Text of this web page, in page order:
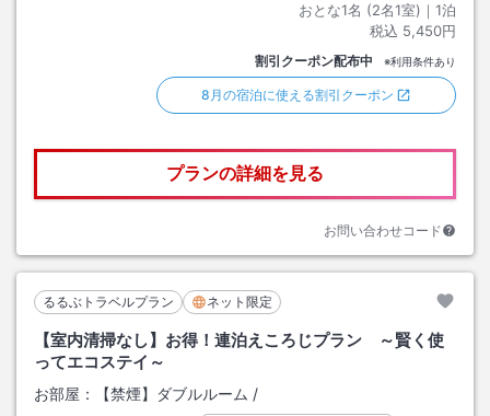
おとな1名 (2名1室)｜ 1泊
税込 5,450円
割引クーポン配布中 ※利用条件あり
8月の宿泊に使える割引クーポン
プランの詳細を見る
お問い合わせコード
るるぶトラベルプラン ネット限定
【室内清掃なし】お得！連泊えころじプラン ～賢く使
ってエコステイ～
お部屋： 【禁煙】ダブルルーム /